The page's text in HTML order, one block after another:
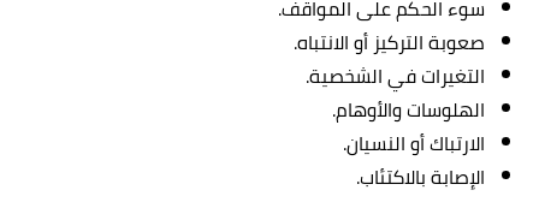
سوء الحكم على المواقف.
صعوبة التركيز أو الانتباه.
التغيرات في الشخصية.
الهلوسات والأوهام.
الارتباك أو النسيان.
الإصابة بالاكتئاب.